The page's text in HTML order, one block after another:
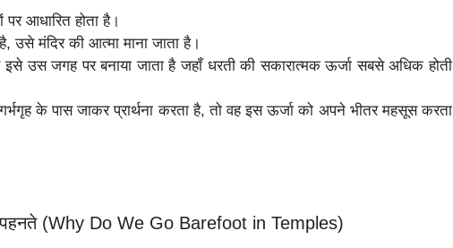
पर आधारित होता है।
उसे मंदिर की आत्मा माना जाता है।
इसे उस जगह पर बनाया जाता है जहाँ धरती की सकारात्मक ऊर्जा सबसे अधिक होती
के पास जाकर प्रार्थना करता है, तो वह इस ऊर्जा को अपने भीतर महसूस करता
पहनते (Why Do We Go Barefoot in Temples)